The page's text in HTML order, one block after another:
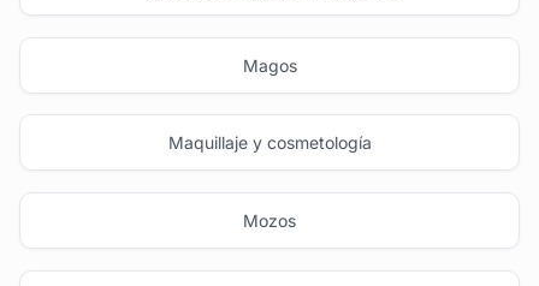
Magos
Maquillaje y cosmetología
Mozos